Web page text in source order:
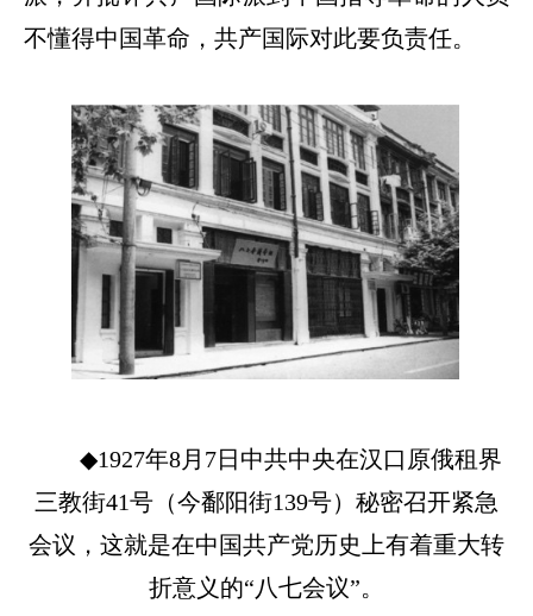
不懂得中国革命，共产国际对此要负责任。
◆1927年8月 7日中共中央在汉口原俄租界
三教街41号（今鄱阳街139号）秘密召开紧急
会议，这就是在中国共产党历史上有着重大转
折意义的“八七会议”。